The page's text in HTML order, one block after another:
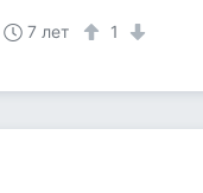
7 лет 1